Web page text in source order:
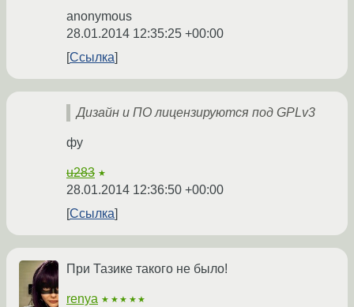
anonymous
28.01.2014 12:35:25 +00:00
Ссылка
Дизайн и ПО лицензируются под GPLv3
фу
u283 ★
28.01.2014 12:36:50 +00:00
Ссылка
При Тазике такого не было!
renya ★★★★★